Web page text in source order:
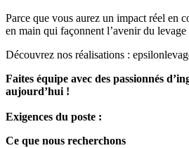
Parce que vous aurez un impact réel en
en main qui façonnent l’avenir du
Découvrez nos réalisations :
Faites équipe avec des passionnés
aujourd’hui !
Exigences du poste :
Ce que nous recherchons